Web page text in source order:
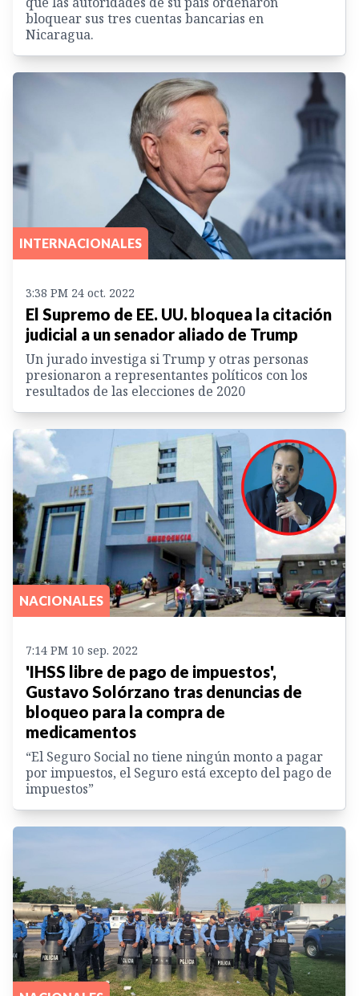
bloquear sus tres cuentas bancarias en
Nicaragua.
INTERNACIONALES
3:38 PM 24 oct. 2022
El Supremo de EE. UU. bloquea la citación
judicial a un senador aliado de Trump
Un jurado investiga si Trump y otras personas
presionaron a representantes políticos con los
resultados de las elecciones de 2020
NACIONALES
7:14 PM 10 sep. 2022
'IHSS libre de pago de impuestos',
Gustavo Solórzano tras denuncias de
bloqueo para la compra de
medicamentos
“El Seguro Social no tiene ningún monto a pagar
por impuestos, el Seguro está excepto del pago de
impuestos”